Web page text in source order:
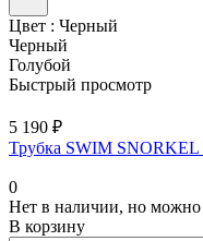
Цвет : Черный
Черный
Голубой
Быстрый просмотр
5 190 ₽
Трубка SWIM
0
Нет в наличии, но можно
В корзину